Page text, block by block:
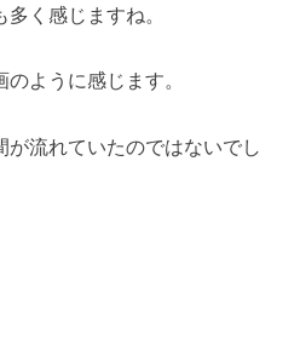
く感じますね。
ように感じます。
流れていたのではないでし